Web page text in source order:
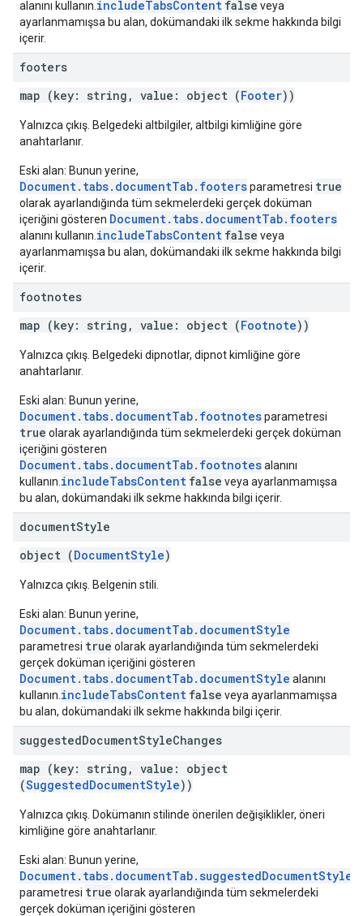
alanını kullanın. includeTabsContent false veya
ayarlanmamışsa bu alan, dokümandaki ilk sekme hakkında bilgi
içerir.
footers
map (key: string, value: object (Footer))
Yalnızca çıkış. Belgedeki altbilgiler, altbilgi kimliğine göre
anahtarlanır.
Eski alan: Bunun yerine,
Document.tabs.documentTab.footersparametresi true
olarak ayarlandığında tüm sekmelerdeki gerçek doküman
içeriğini gösteren Document.tabs.documentTab.footers
alanını kullanın. includeTabsContent false veya
ayarlanmamışsa bu alan, dokümandaki ilk sekme hakkında bilgi
içerir.
footnotes
map (key: string, value: object (Footnote))
Yalnızca çıkış. Belgedeki dipnotlar, dipnot kimliğine göre
anahtarlanır.
Eski alan: Bunun yerine,
Document.tabs.documentTab.footnotesparametresi
true olarak ayarlandığında tüm sekmelerdeki gerçek doküman
içeriğini gösteren
Document.tabs.documentTab.footnotesalanını
kullanın. includeTabsContent false veya ayarlanmamışsa
bu alan, dokümandaki ilk sekme hakkında bilgi içerir.
documentStyle
object (DocumentStyle)
Yalnızca çıkış. Belgenin stili.
Eski alan: Bunun yerine,
Document.tabs.documentTab.documentStyle
parametresi true olarak ayarlandığında tüm sekmelerdeki
gerçek doküman içeriğini gösteren
Document.tabs.documentTab.documentStyle alanını
kullanın. includeTabsContent false veya ayarlanmamışsa
bu alan, dokümandaki ilk sekme hakkında bilgi içerir.
suggestedDocumentStyleChanges
map (key: string, value: object
(SuggestedDocumentStyle))
Yalnızca çıkış. Dokümanın stilinde önerilen değişiklikler, öneri
kimliğine göre anahtarlanır.
Eski alan: Bunun yerine,
parametresi true olarak ayarlandığında tüm sekmelerdeki
gerçek doküman içeriğini gösteren